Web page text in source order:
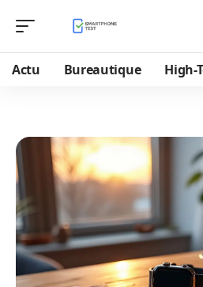
Actu Bureautique High-